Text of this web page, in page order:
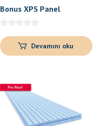
Bonus XPS Panel
Devamını oku